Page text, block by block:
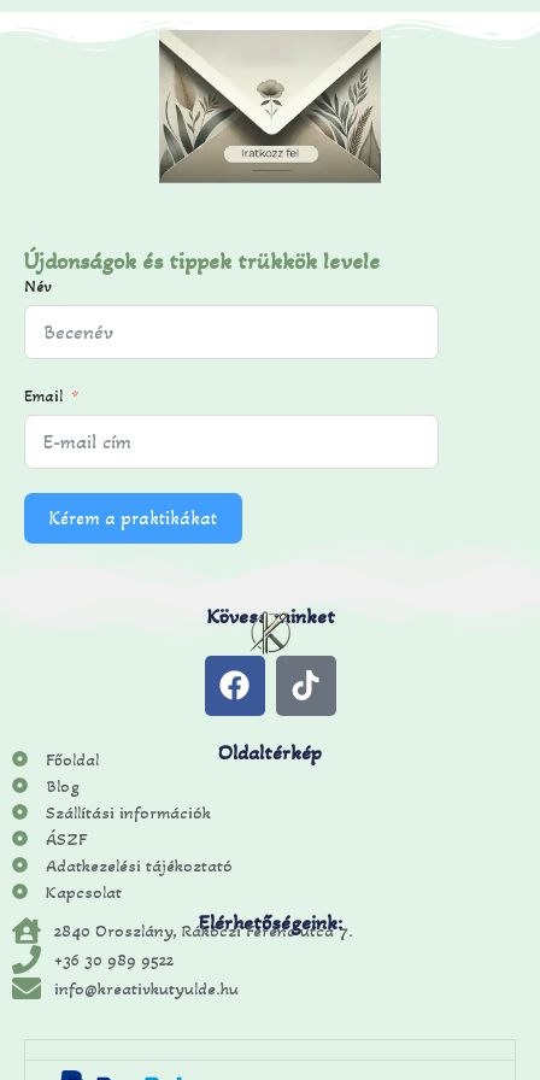
Újdonságok és tippek trükkök levele
Név
Email
Kérem a praktikákat
Kövess minket
Oldaltérkép
Főoldal
Blog
Szállítási információk
ÁSZF
Adatkezelési tájékoztató
Kapcsolat
Elérhetőségeink:
2840 Oroszlány, Rákóczi Ferenc utca 7.
+36 30 989 9522
info@kreativkutyulde.hu